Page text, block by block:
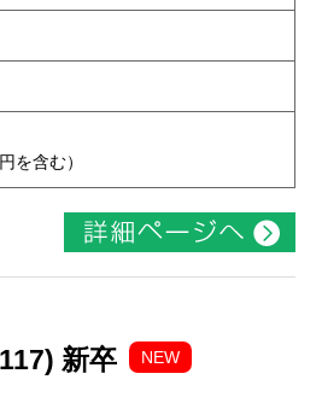
を含む）
新卒 NEW